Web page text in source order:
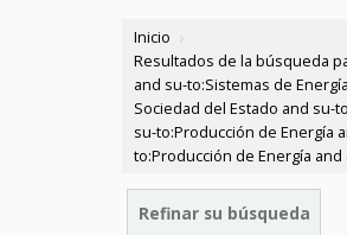
Inicio ›
Resultados de la búsqueda
and su-to:Sistemas de
Sociedad del Estado and su-
su-to:Producción de Energía
to:Producción de Energía and
Refinar su búsqueda